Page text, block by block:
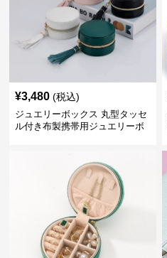
¥3,480 (税込)
ジュエリーボックス 丸型タッセ
ル付き布製携帯用ジュエリーボ